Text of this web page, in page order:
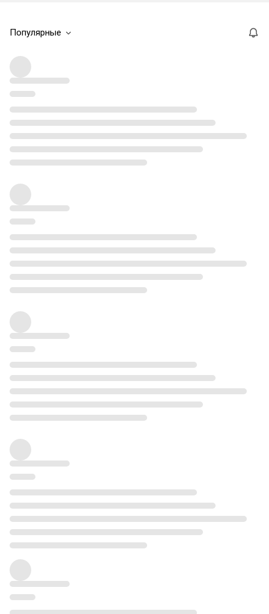
Популярные